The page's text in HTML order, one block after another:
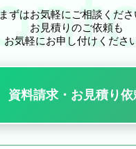
まずはお気軽にご相談くださ
お見積りのご依頼も
お気軽にお申し付けください
資料請求・お見積り依